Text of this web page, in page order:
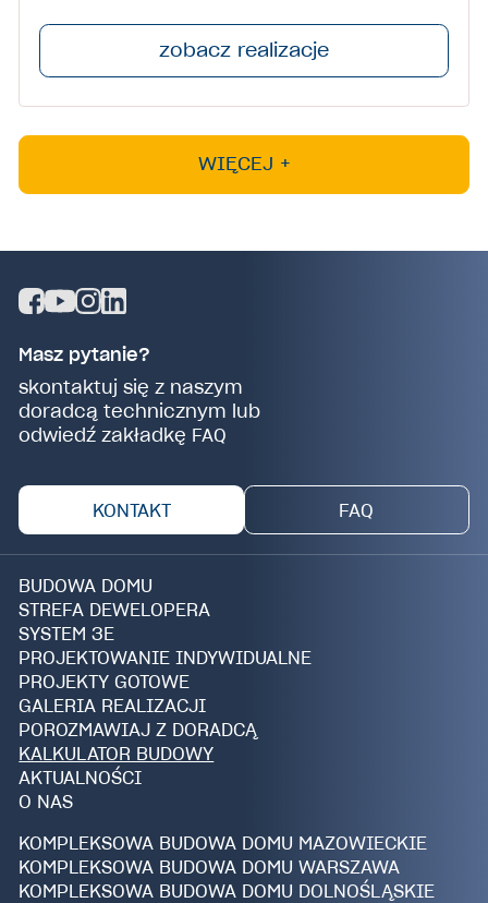
WIĘCEJ +
BUDOWA DOMU
STREFA DEWELOPERA
SYSTEM 3E
PROJEKTOWANIE INDYWIDUALNE
PROJEKTY GOTOWE
GALERIA REALIZACJI
POROZMAWIAJ Z DORADCĄ
KALKULATOR BUDOWY
AKTUALNOŚCI
O NAS
KOMPLEKSOWA BUDOWA DOMU MAZOWIECKIE
KOMPLEKSOWA BUDOWA DOMU WARSZAWA
KOMPLEKSOWA BUDOWA DOMU DOLNOŚLĄSKIE
Masz pytanie?
skontaktuj się z naszym
doradcą technicznym lub
odwiedź zakładkę FAQ
KONTAKT FAQ